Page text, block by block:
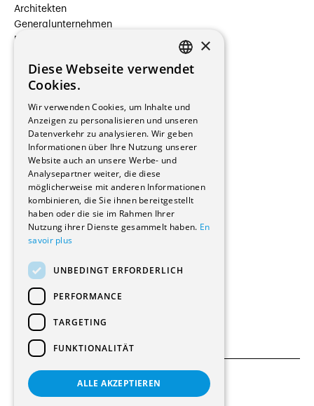
Architekten
Generalunternehmen
Beauftragte Unternehmen
Hersteller/Lieferanten
Bauherrschaften
Immobilienverwaltungsgesellschaften
Stockwerkeigentum
Reportagen
Wohnungen
Renovierungen
Innere Umbauten
Gastgewerbe und Tourismus
Verwaltungsgebäude und Geschäfte
Schuleinrichtungen
Medizinische Einrichtungen
Kultur - Sport - Freizeit
Industrie - Handwerk
Transport und Parkplätze
Diverse Bauten
Allgemeine Bedingungen
FRENCH
×
Diese Webseite verwendet
Cookies.
Wir verwenden Cookies, um Inhalte und
Anzeigen zu personalisieren und unseren
Datenverkehr zu analysieren. Wir geben
Informationen über Ihre Nutzung unserer
Website auch an unsere Werbe- und
Analysepartner weiter, die diese
möglicherweise mit anderen Informationen
kombinieren, die Sie ihnen bereitgestellt
haben oder die sie im Rahmen Ihrer
Nutzung ihrer Dienste gesammelt haben. En
savoir plus
UNBEDINGT ERFORDERLICH
PERFORMANCE
TARGETING
FUNKTIONALITÄT
ALLE AKZEPTIEREN